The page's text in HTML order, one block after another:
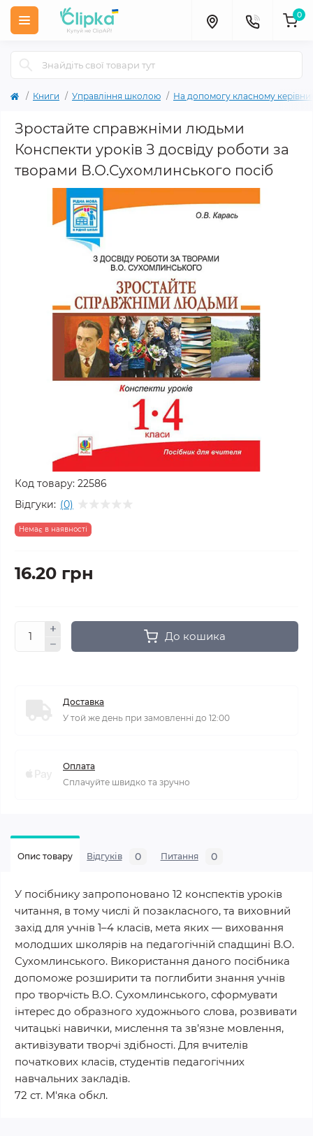
0
Книги Управління школою На допомогу класному
Зростайте справжніми людьми
Конспекти уроків З досвіду роботи за
творами В.О.Сухомлинського посіб
Код товару: 22586
Відгуки: (0)
Немає в наявності
16.20 грн
До кошика
Доставка
У той же день при замовленні до 12:00
Оплата
Сплачуйте швидко та зручно
Опис товару Відгуків 0 Питання 0
У посібнику запропоновано 12 конспектів уроків
читання, в тому числі й позакласного, та виховний
захід для учнів 1–4 класів, мета яких — виховання
молодших школярів на педагогічній спадщині В.О.
Сухомлинського. Використання даного посібника
допоможе розширити та поглибити знання учнів
про творчість В.О. Сухомлинського, сформувати
інтерес до образного художнього слова, розвивати
читацькі навички, мислення та зв’язне мовлення,
активізувати творчі здібності. Для вчителів
початкових класів, студентів педагогічних
навчальних закладів.
72 ст. М'яка обкл.